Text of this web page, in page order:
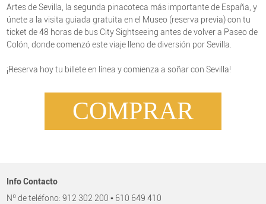
Artes de Sevilla, la segunda pinacoteca más importante de España, y
únete a la visita guiada gratuita en el Museo (reserva previa) con tu
ticket de 48 horas de bus City Sightseeing antes de volver a Paseo de
Colón, donde comenzó este viaje lleno de diversión por Sevilla.
¡Reserva hoy tu billete en línea y comienza a soñar con Sevilla!
COMPRAR
Info Contacto
Nº de teléfono: 912 302 200 ▪ 610 649 410